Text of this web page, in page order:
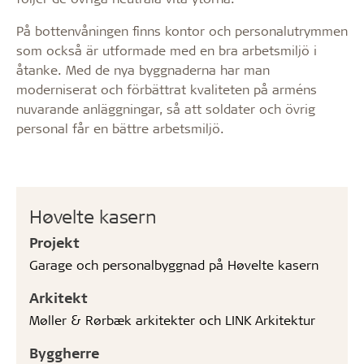
Høvelte kasern
Projekt
Garage och personalbyggnad på Høvelte kasern
Arkitekt
Møller & Rørbæk arkitekter och LINK Arkitektur
Byggherre
På bottenvåningen finns kontor och personalutrymmen
som också är utformade med en bra arbetsmiljö i
åtanke. Med de nya byggnaderna har man
moderniserat och förbättrat kvaliteten på arméns
nuvarande anläggningar, så att soldater och övrig
personal får en bättre arbetsmiljö.